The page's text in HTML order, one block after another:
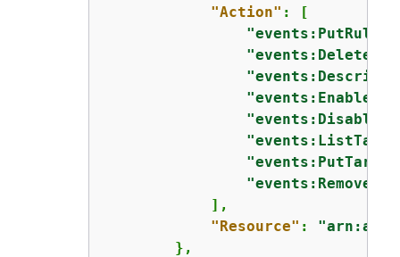
"Action" : [
"events:PutRule"
            ],
"Resource" :
        },